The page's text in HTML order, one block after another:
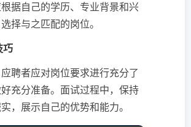
据自己的学历、专业背景和兴
择与之匹配的岗位。
巧
聘者应对岗位要求进行充分了
充分准备。面试过程中，保持
，展示自己的优势和能力。